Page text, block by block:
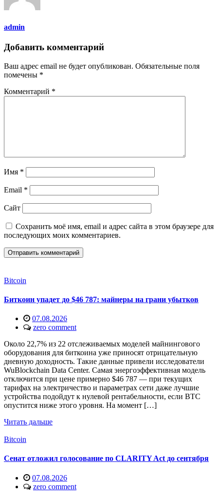
admin
Добавить комментарий
Ваш адрес email не будет опубликован. Обязательные поля
помечены *
Комментарий *
Имя *
Email *
Сайт
Сохранить моё имя, email и адрес сайта в этом браузере для
последующих моих комментариев.
Bitcoin
Биткоин упадет до $46 787: майнеры на грани убытков
07.08.2026
zero comment
Около 22,7% из 22 отслеживаемых моделей майнингового
оборудования для биткоина уже приносят отрицательную
дневную доходность. Такие данные привели исследователи
WuBlockchain Data Center. Самая энергоэффективная модель
отключится при цене примерно $46 787 — при текущих
тарифах на электричество и параметрах сети даже лучшие
устройства подойдут к нулевой рентабельности, если BTC
опустится ниже этого уровня. На момент […]
Читать дальше
Bitcoin
Сенат отложил голосование по CLARITY Act до сентября
07.08.2026
zero comment